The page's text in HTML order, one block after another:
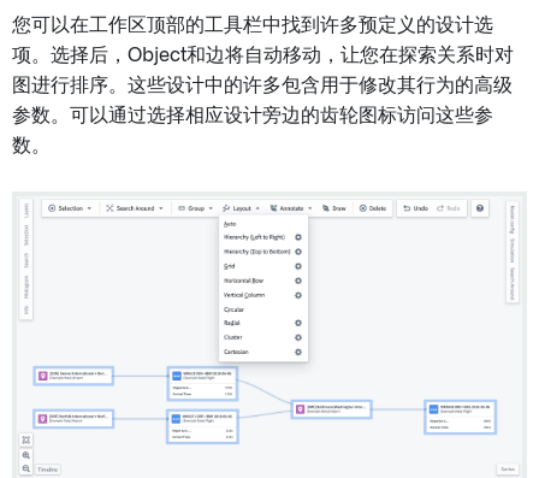
您可以在工作区顶部的工具栏中找到许多预定义的设计选
项。选择后，Object和边将自动移动，让您在探索关系时对
图进行排序。这些设计中的许多包含用于修改其行为的高级
参数。可以通过选择相应设计旁边的齿轮图标访问这些参
数。